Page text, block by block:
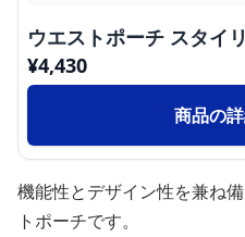
ウエストポーチ スタイ
¥4,430
商品の
機能性とデザイン性を兼ね
トポーチです。